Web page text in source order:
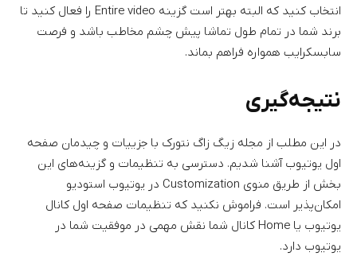
انتخاب کنید که البته بهتر است گزینه Entire video را فعال کنید تا
برند شما در تمام طول تماشا پیش چشم مخاطب باشد و فرصت
سابسکرایب همواره فراهم بماند.
نتیجه‌گیری
در این مطلب از مجله زیگ زاگ نتورک با جزییات و چیدمان صفحه
اول یوتیوب آشنا شدیم. دسترسی به تنظیمات و گزینه‌های این
بخش از طریق منوی Customization در یوتیوب استودیو
امکان‌پذیر است. فراموش نکنید که تنظیمات صفحه اول کانال
یوتیوب یا Home کانال شما نقش مهمی در موفقیت شما در
یوتیوب دارد.